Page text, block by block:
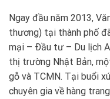
Ngay đầu năm 2013,
thương) tại thành phố
mại – Ðầu tư – Du lịch
thị trường Nhật Bản,
gỗ và TCMN. Tại buổi
chuyên gia về hàng